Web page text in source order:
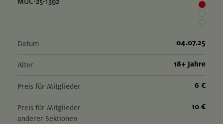
Datum 04.07.25
Alter 18+ Jahre
Preis für Mitglieder 6 €
Preis für Mitglieder
anderer Sektionen
10 €